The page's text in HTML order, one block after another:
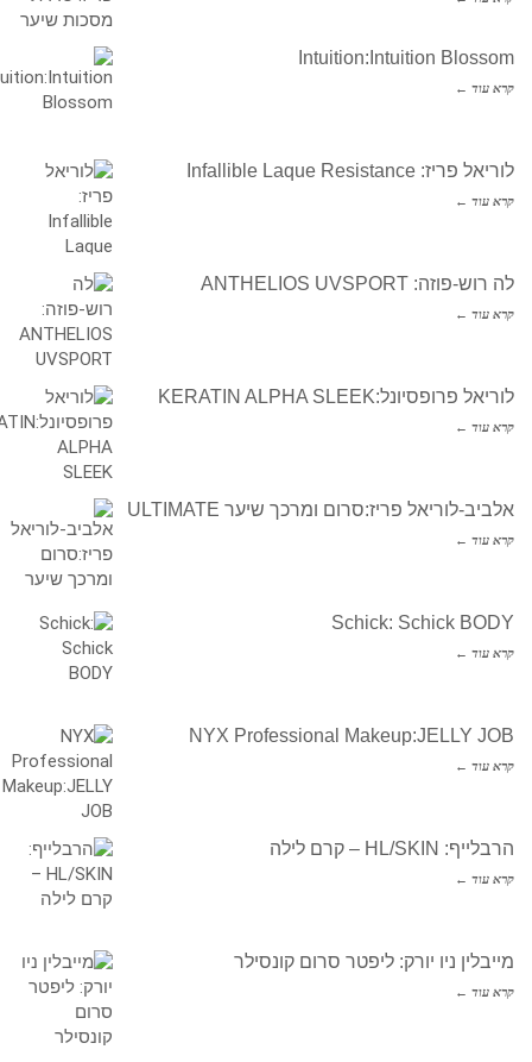
Intuition:Intuition Blossom
קרא עוד ←
לוריאל פריז: Infallible Laque Resistance
קרא עוד ←
לה רוש-פוזה: ANTHELIOS UVSPORT
קרא עוד ←
לוריאל פרופסיונל:KERATIN ALPHA SLEEK
קרא עוד ←
אלביב-לוריאל פריז:סרום ומרכך שיער ULTIMATE
קרא עוד ←
Schick: Schick BODY
קרא עוד ←
NYX Professional Makeup:JELLY JOB
קרא עוד ←
הרבלייף: HL/SKIN – קרם לילה
קרא עוד ←
מייבלין ניו יורק: ליפטר סרום קונסילר
קרא עוד ←